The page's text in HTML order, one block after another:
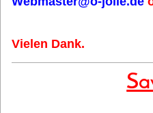
Vielen Dank.